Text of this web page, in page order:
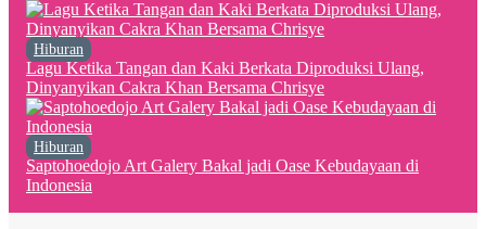
Hiburan
Lagu Ketika Tangan dan Kaki Berkata Diproduksi Ulang,
Dinyanyikan Cakra Khan Bersama Chrisye
Hiburan
Saptohoedojo Art Galery Bakal jadi Oase Kebudayaan di
Indonesia